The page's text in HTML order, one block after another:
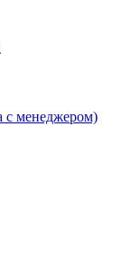
с менеджером)